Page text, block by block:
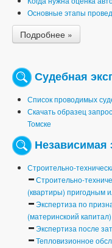
Основные этапы
Подробнее »
Судебная
Список проводимых
Скачать образец
Томске
Независимая
Строительно-
Строительно-
(квартиры) пригодным
Экспертиза по
(материнскоий капитал)
Экспертиза после
Тепловизионное